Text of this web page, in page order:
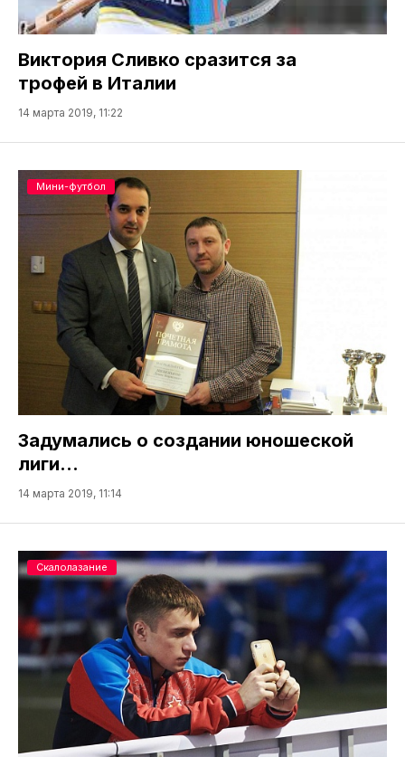
Виктория Сливко сразится за
трофей в Италии
14 марта 2019, 11:22
Задумались о создании юношеской
лиги…
14 марта 2019, 11:14
Мини-футбол
Скалолазание